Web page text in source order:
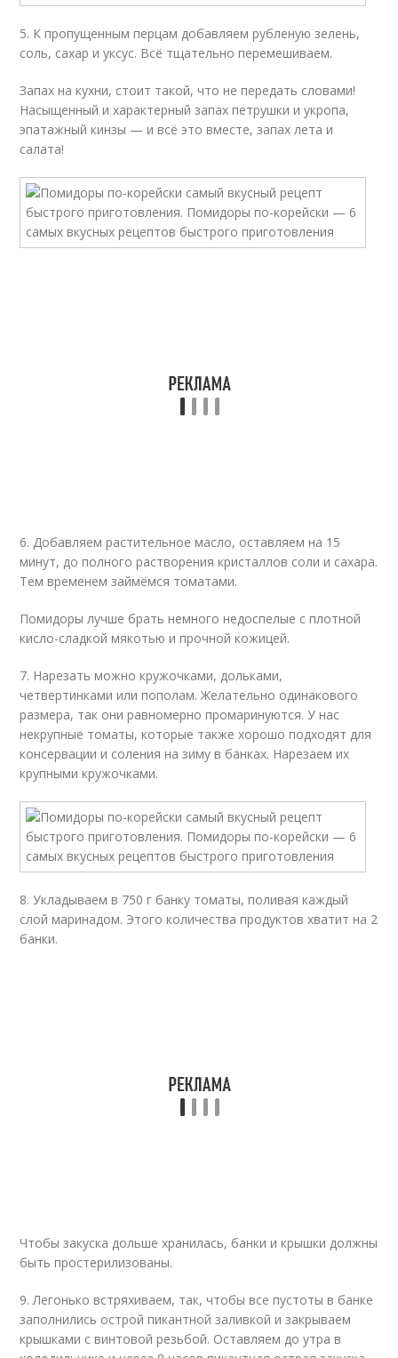
5. К пропущенным перцам добавляем рубленую зелень,
соль, сахар и уксус. Всё тщательно перемешиваем.
Запах на кухни, стоит такой, что не передать словами!
Насыщенный и характерный запах петрушки и укропа,
эпатажный кинзы — и всё это вместе, запах лета и
салата!
6. Добавляем растительное масло, оставляем на 15
минут, до полного растворения кристаллов соли и сахара.
Тем временем займёмся томатами.
Помидоры лучше брать немного недоспелые с плотной
кисло-сладкой мякотью и прочной кожицей.
7. Нарезать можно кружочками, дольками,
четвертинками или пополам. Желательно одинакового
размера, так они равномерно промаринуются. У нас
некрупные томаты, которые также хорошо подходят для
консервации и соления на зиму в банках. Нарезаем их
крупными кружочками.
8. Укладываем в 750 г банку томаты, поливая каждый
слой маринадом. Этого количества продуктов хватит на 2
банки.
Чтобы закуска дольше хранилась, банки и крышки должны
быть простерилизованы.
9. Легонько встряхиваем, так, чтобы все пустоты в банке
заполнились острой пикантной заливкой и закрываем
крышками с винтовой резьбой. Оставляем до утра в